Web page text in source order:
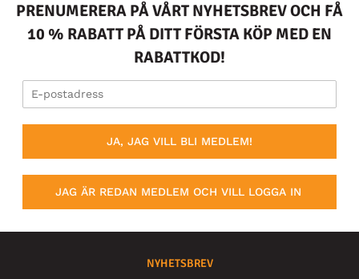
PRENUMERERA PÅ VÅRT NYHETSBREV OCH FÅ
10 % RABATT PÅ DITT FÖRSTA KÖP MED EN
RABATTKOD!
JA, JAG VILL BLI MEDLEM!
JAG ÄR REDAN MEDLEM OCH VILL LOGGA IN
NYHETSBREV